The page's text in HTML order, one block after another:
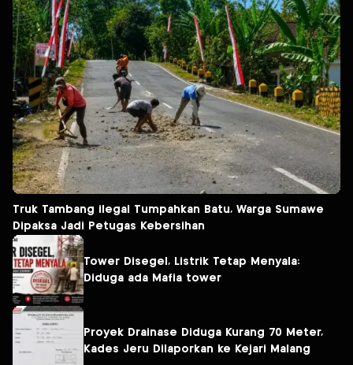
Truk Tambang ilegal Tumpahkan Batu, Warga Sumawe
Dipaksa Jadi Petugas Kebersihan
Tower Disegel, Listrik Tetap Menyala:
Diduga ada Mafia tower
Proyek Drainase Diduga Kurang 70 Meter,
Kades Jeru Dilaporkan ke Kejari Malang